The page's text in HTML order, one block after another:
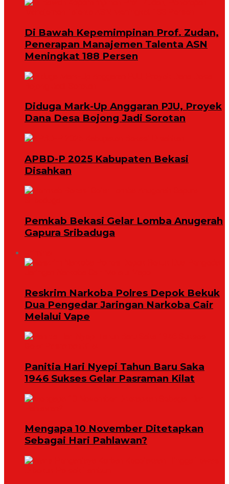
Di Bawah Kepemimpinan Prof. Zudan,
Penerapan Manajemen Talenta ASN
Meningkat 188 Persen
Diduga Mark-Up Anggaran PJU, Proyek
Dana Desa Bojong Jadi Sorotan
APBD-P 2025 Kabupaten Bekasi
Disahkan
Pemkab Bekasi Gelar Lomba Anugerah
Gapura Sribaduga
Reskrim Narkoba Polres Depok Bekuk
Dua Pengedar Jaringan Narkoba Cair
Melalui Vape
Panitia Hari Nyepi Tahun Baru Saka
1946 Sukses Gelar Pasraman Kilat
Mengapa 10 November Ditetapkan
Sebagai Hari Pahlawan?